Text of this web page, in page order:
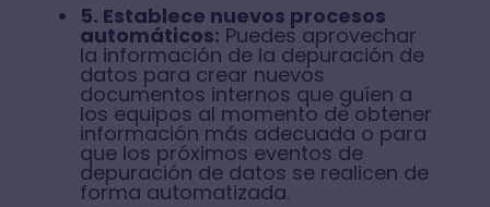
5. Establece nuevos procesos
automáticos: Puedes aprovechar
la información de la depuración de
datos para crear nuevos
documentos internos que guíen a
los equipos al momento de obtener
información más adecuada o para
que los próximos eventos de
depuración de datos se realicen de
forma automatizada.